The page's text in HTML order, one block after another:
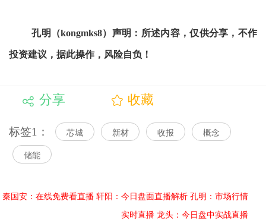
孔明（kongmks8）声明：所述内容，仅供分享，不作
投资建议，据此操作，风险自负！
分享 收藏
标签1： 芯城 新材 收报 概念
储能
秦国安：在线免费看直播 轩阳：今日盘面直播解析 孔明：市场行情
实时直播 龙头：今日盘中实战直播